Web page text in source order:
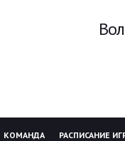
КОМАНДА РАСПИСАНИЕ